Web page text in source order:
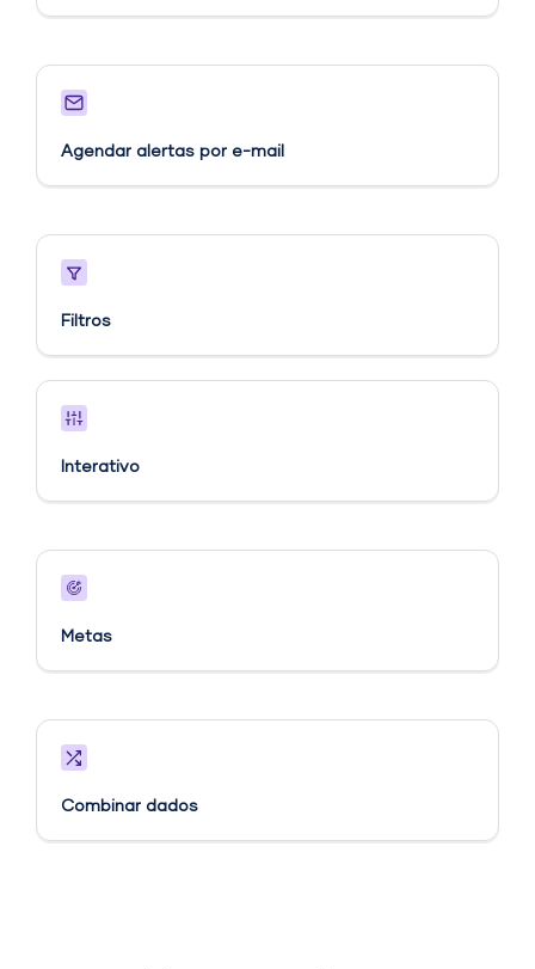
Agendar alertas por e-mail
Filtros
Interativo
Metas​
Combinar dados